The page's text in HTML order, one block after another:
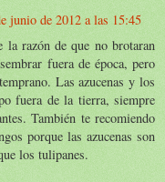
junio de 2012 a las 15:45
la razón de que no brotaran
fuera de época, pero
Las azucenas y los
fuera de la tierra, siempre
También te recomiendo
porque las azucenas son
los tulipanes.